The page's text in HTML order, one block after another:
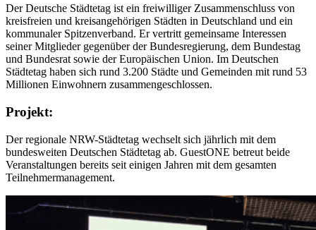
Der Deutsche Städtetag ist ein freiwilliger Zusammenschluss von
kreisfreien und kreisangehörigen Städten in Deutschland und ein
kommunaler Spitzenverband. Er vertritt gemeinsame Interessen
seiner Mitglieder gegenüber der Bundesregierung, dem Bundestag
und Bundesrat sowie der Europäischen Union. Im Deutschen
Städtetag haben sich rund 3.200 Städte und Gemeinden mit rund 53
Millionen Einwohnern zusammengeschlossen.
Projekt:
Der regionale NRW-Städtetag wechselt sich jährlich mit dem
bundesweiten Deutschen Städtetag ab. GuestONE betreut beide
Veranstaltungen bereits seit einigen Jahren mit dem gesamten
Teilnehmermanagement.